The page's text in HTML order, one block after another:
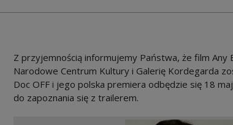
Z przyjemnością informujemy Państwa, że film
Narodowe Centrum Kultury i Galerię Kordegarda
Doc OFF i jego polska premiera odbędzie się 18
do zapoznania się z trailerem.